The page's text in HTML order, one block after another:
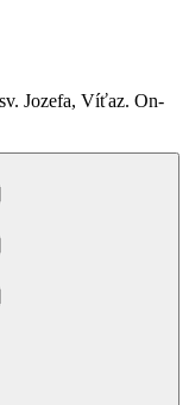
Jozefa, Víťaz. On-